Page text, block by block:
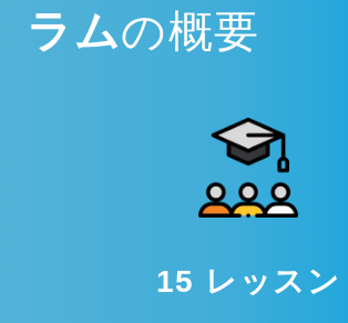
ラムの概要
15 レッスン